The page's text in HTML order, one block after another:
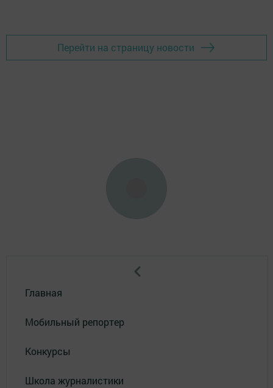
Перейти на страницу новости
Главная
Мобильный репортер
Конкурсы
Школа журналистики